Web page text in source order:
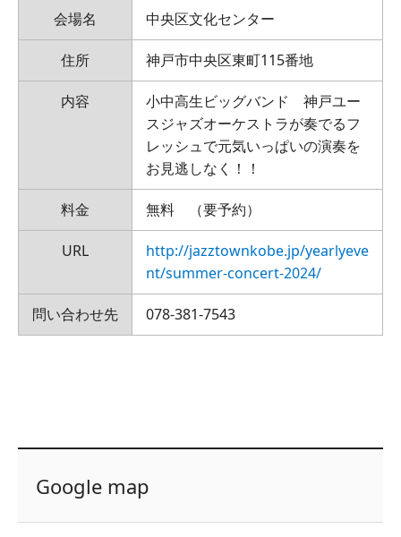
会場名 中央区文化センター
住所 神戸市中央区東町115番地
内容
小中高生ビッグバンド 神戸ユー
スジャズオーケストラが奏でるフ
レッシュで元気いっぱいの演奏を
お見逃しなく！！
料金 無料 （要予約）
URL
http://jazztownkobe.jp/yearlyeve
nt/summer-concert-2024/
問い合わせ先 078-381-7543
Google map